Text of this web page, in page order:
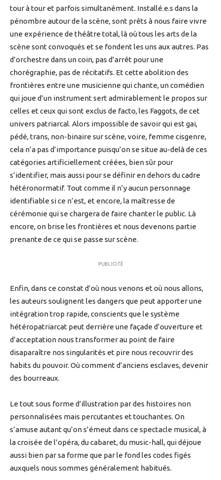
tour à tour et parfois simultanément. Installé.e.s dans la
pénombre autour de la scène, sont prêts à nous faire vivre
une expérience de théâtre total, là où tous les arts de la
scène sont convoqués et se fondent les uns aux autres. Pas
d’orchestre dans un coin, pas d’arrêt pour une
chorégraphie, pas de récitatifs. Et cette abolition des
frontières entre une musicienne qui chante, un comédien
qui joue d’un instrument sert admirablement le propos sur
celles et ceux qui sont exclus de facto, les Faggots, de cet
univers patriarcal. Alors impossible de savoir qui est gai,
pédé, trans, non-binaire sur scène, voire, femme cisgenre,
cela n’a pas d’importance puisqu’on se situe au-delà de ces
catégories artificiellement créées, bien sûr pour
s’identifier, mais aussi pour se définir en dehors du cadre
hétéronormatif. Tout comme il n’y aucun personnage
identifiable si ce n’est, et encore, la maîtresse de
cérémonie qui se chargera de faire chanter le public. Là
encore, on brise les frontières et nous devenons partie
prenante de ce qui se passe sur scène.
PUBLICITÉ
Enfin, dans ce constat d’où nous venons et où nous allons,
les auteurs soulignent les dangers que peut apporter une
intégration trop rapide, conscients que le système
hétéropatriarcat peut derrière une façade d’ouverture et
d’acceptation nous transformer au point de faire
disaparaître nos singularités et pire nous recouvrir des
habits du pouvoir. Où comment d’anciens esclaves, devenir
des bourreaux.
Le tout sous forme d’illustration par des histoires non
personnalisées mais percutantes et touchantes. On
s’amuse autant qu’on s’émeut dans ce spectacle musical, à
la croisée de l’opéra, du cabaret, du music-hall, qui déjoue
aussi bien par sa forme que par le fond les codes figés
auxquels nous sommes généralement habitués.